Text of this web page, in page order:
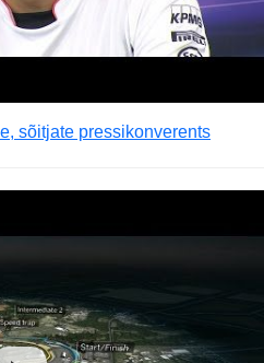
sõitjate pressikonverents